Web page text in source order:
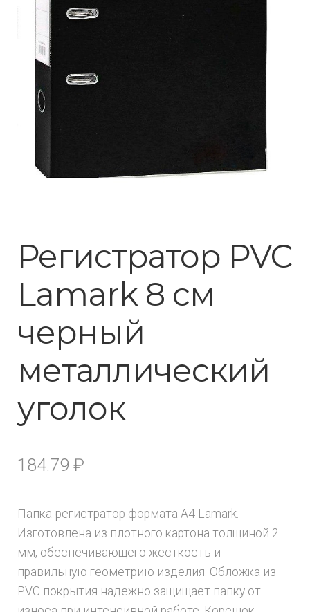
Регистратор PVC
Lamark 8 см
черный
металлический
уголок
184.79 ₽
Папка-регистратор формата А4 Lamark.
Изготовлена из плотного картона толщиной 2
мм, обеспечивающего жёсткость и
правильную геометрию изделия. Обложка из
PVC покрытия надежно защищает папку от